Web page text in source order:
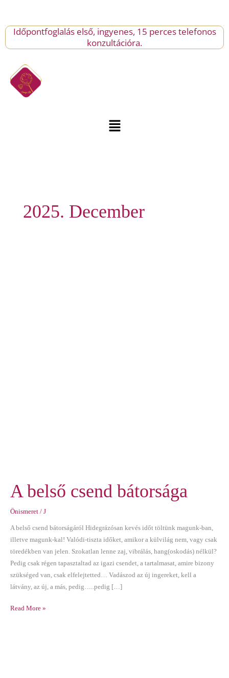
contentIdőpontfoglalás első, ingyenes, 15 perces telefonos
konzultációra.
Menu
2025. December
A belső csend bátorsága
Önismeret/ J
A belső csend bátorságáról Hidegrázósan kevés időt töltünk magunk-ban,
illetve magunk-kal! Valódi-tiszta időket, amikor a külvilág nem, vagy csak
töredékben van jelen. Szokatlan lenne zaj, vibrálás, hang(oskodás) nélkül?
Pedig csak régen tapasztaltad az igazi csendet, a tartalmasat, amire bizony
szükséged van, csak elfelejtetted… Vadászod az új ingereket, kell a
látvány, az új, a más, pedig…..pedig […]
Read More »